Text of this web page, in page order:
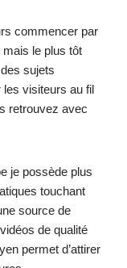
commencer par
le plus tôt
sujets
les visiteurs au fil
retrouvez avec
je possède plus
touchant
source de
de qualité
permet d’attirer